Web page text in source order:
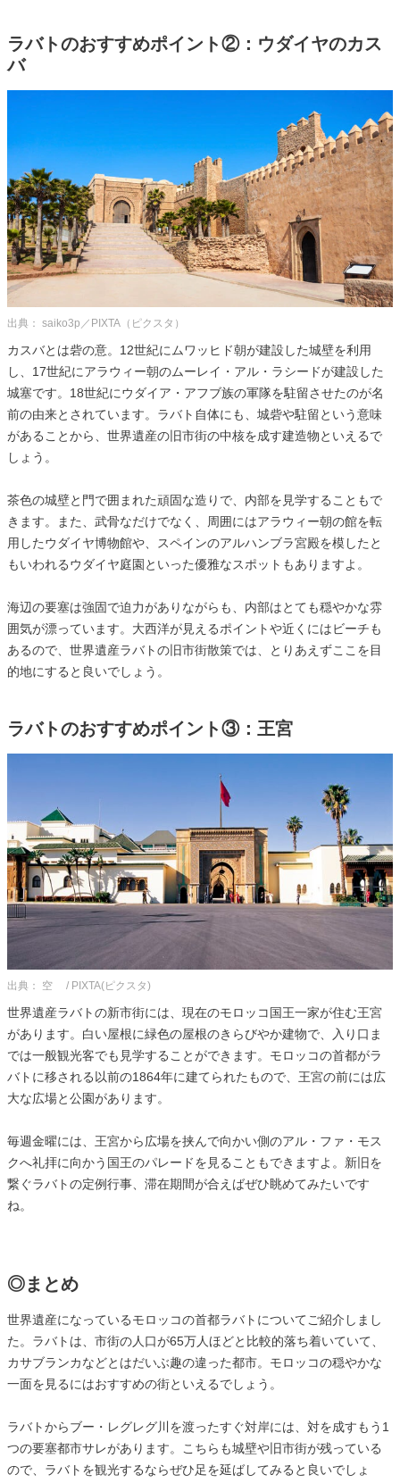
ラバトのおすすめポイント②：ウダイヤのカス
バ
出典： saiko3p／PIXTA（ピクスタ）
カスバとは砦の意。12世紀にムワッヒド朝が建設した城壁を利用
し、17世紀にアラウィー朝のムーレイ・アル・ラシードが建設した
城塞です。18世紀にウダイア・アフブ族の軍隊を駐留させたのが名
前の由来とされています。ラバト自体にも、城砦や駐留という意味
があることから、世界遺産の旧市街の中核を成す建造物といえるで
しょう。
茶色の城壁と門で囲まれた頑固な造りで、内部を見学することもで
きます。また、武骨なだけでなく、周囲にはアラウィー朝の館を転
用したウダイヤ博物館や、スペインのアルハンブラ宮殿を模したと
もいわれるウダイヤ庭園といった優雅なスポットもありますよ。
海辺の要塞は強固で迫力がありながらも、内部はとても穏やかな雰
囲気が漂っています。大西洋が見えるポイントや近くにはビーチも
あるので、世界遺産ラバトの旧市街散策では、とりあえずここを目
的地にすると良いでしょう。
ラバトのおすすめポイント③：王宮
出典： 空 / PIXTA(ピクスタ)
世界遺産ラバトの新市街には、現在のモロッコ国王一家が住む王宮
があります。白い屋根に緑色の屋根のきらびやか建物で、入り口ま
では一般観光客でも見学することができます。モロッコの首都がラ
バトに移される以前の1864年に建てられたもので、王宮の前には広
大な広場と公園があります。
毎週金曜には、王宮から広場を挟んで向かい側のアル・ファ・モス
クへ礼拝に向かう国王のパレードを見ることもできますよ。新旧を
繋ぐラバトの定例行事、滞在期間が合えばぜひ眺めてみたいです
ね。
◎まとめ
世界遺産になっているモロッコの首都ラバトについてご紹介しまし
た。ラバトは、市街の人口が65万人ほどと比較的落ち着いていて、
カサブランカなどとはだいぶ趣の違った都市。モロッコの穏やかな
一面を見るにはおすすめの街といえるでしょう。
ラバトからブー・レグレグ川を渡ったすぐ対岸には、対を成すもう1
つの要塞都市サレがあります。こちらも城壁や旧市街が残っている
ので、ラバトを観光するならぜひ足を延ばしてみると良いでしょ